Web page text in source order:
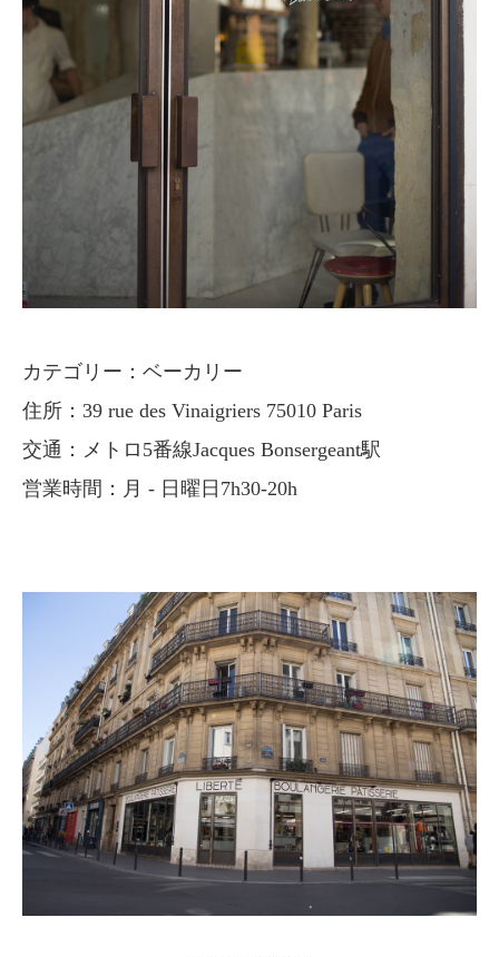
カテゴリー：ベーカリー
住所：39 rue des Vinaigriers 75010 Paris
交通：メトロ5番線Jacques Bonsergeant駅
営業時間：月 - 日曜日7h30-20h